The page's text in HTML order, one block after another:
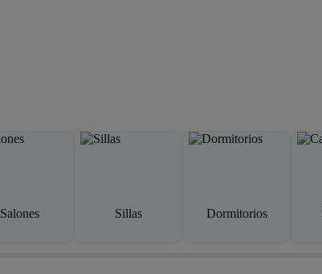
Salones Sillas Dormitorios